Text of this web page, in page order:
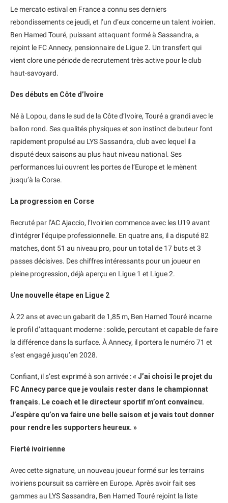
Le mercato estival en France a connu ses derniers
rebondissements ce jeudi, et l’un d’eux concerne un talent ivoirien.
Ben Hamed Touré, puissant attaquant formé à Sassandra, a
rejoint le FC Annecy, pensionnaire de Ligue 2. Un transfert qui
vient clore une période de recrutement très active pour le club
haut-savoyard.
Des débuts en Côte d’Ivoire
Né à Lopou, dans le sud de la Côte d’Ivoire, Touré a grandi avec le
ballon rond. Ses qualités physiques et son instinct de buteur l’ont
rapidement propulsé au LYS Sassandra, club avec lequel il a
disputé deux saisons au plus haut niveau national. Ses
performances lui ouvrent les portes de l’Europe et le mènent
jusqu’à la Corse.
La progression en Corse
Recruté par l’AC Ajaccio, l’Ivoirien commence avec les U19 avant
d’intégrer l’équipe professionnelle. En quatre ans, il a disputé 82
matches, dont 51 au niveau pro, pour un total de 17 buts et 3
passes décisives. Des chiffres intéressants pour un joueur en
pleine progression, déjà aperçu en Ligue 1 et Ligue 2.
Une nouvelle étape en Ligue 2
À 22 ans et avec un gabarit de 1,85 m, Ben Hamed Touré incarne
le profil d’attaquant moderne : solide, percutant et capable de faire
la différence dans la surface. À Annecy, il portera le numéro 71 et
s’est engagé jusqu’en 2028.
Confiant, il s’est exprimé à son arrivée :« J’ai choisi le projet du
FC Annecy parce que je voulais rester dans le championnat
français. Le coach et le directeur sportif m’ont convaincu.
J’espère qu’on va faire une belle saison et je vais tout donner
pour rendre les supporters heureux. »
Fierté ivoirienne
Avec cette signature, un nouveau joueur formé sur les terrains
ivoiriens poursuit sa carrière en Europe. Après avoir fait ses
gammes au LYS Sassandra, Ben Hamed Touré rejoint la liste